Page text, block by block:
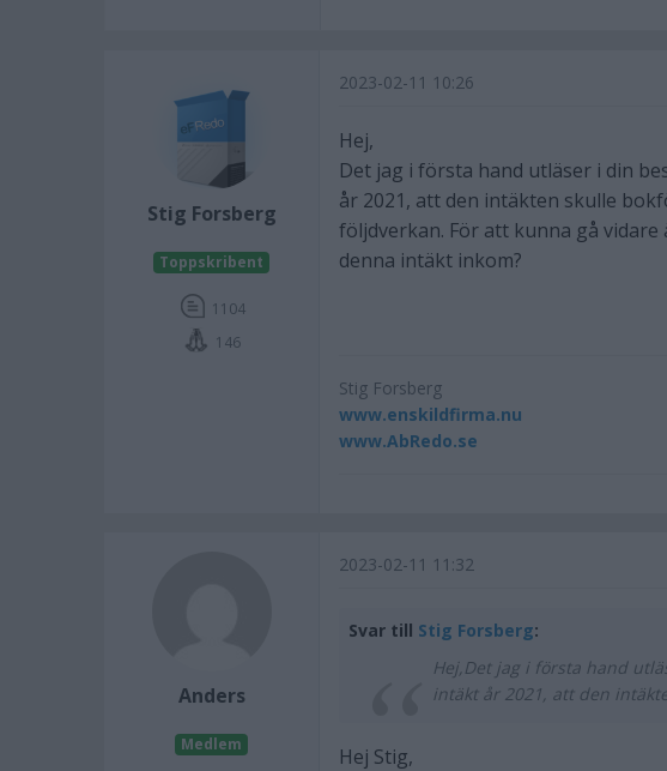
Stig Forsberg
Toppskribent
1104
146
2023-02-11 10:26
Hej,
Det jag i första hand utläser i din
år 2021, att den intäkten skulle
följdverkan. För att kunna gå
denna intäkt inkom?
Stig Forsberg
www.enskildfirma.nu
www.AbRedo.se
Anders
Medlem
2023-02-11 11:32
Svar till Stig Forsberg:
Hej,Det jag i första hand
intäkt år 2021, att den
Hej Stig,